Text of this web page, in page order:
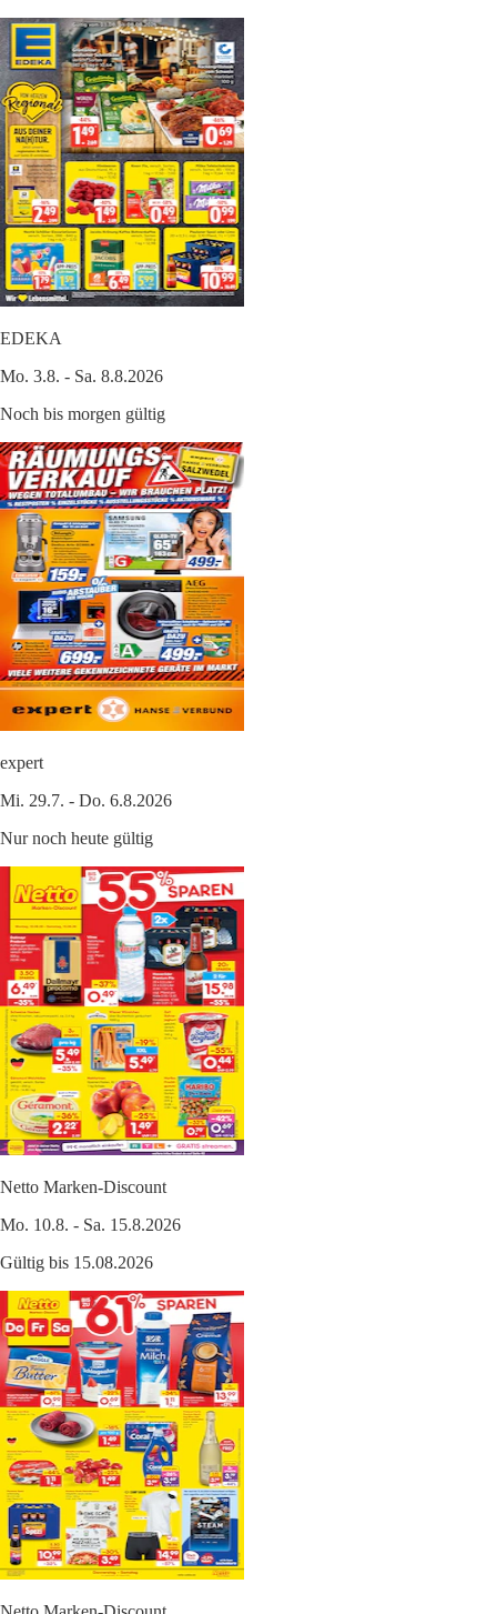
EDEKA
Mo. 3.8. - Sa. 8.8.2026
Noch bis morgen gültig
expert
Mi. 29.7. - Do. 6.8.2026
Nur noch heute gültig
Netto Marken-Discount
Mo. 10.8. - Sa. 15.8.2026
Gültig bis 15.08.2026